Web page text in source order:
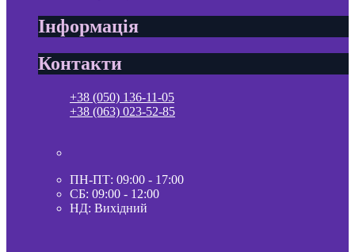
Інформація
Контакти
+38 (050) 136-11-05
+38 (063) 023-52-85
ПН-ПТ: 09:00 - 17:00
СБ: 09:00 - 12:00
НД: Вихідний